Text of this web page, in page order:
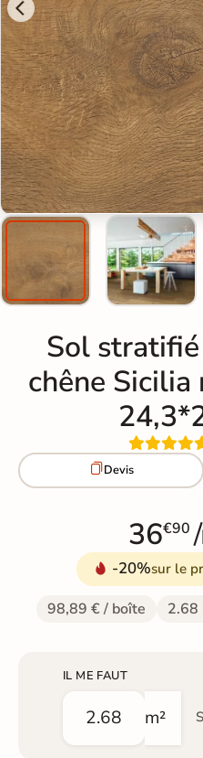
Sol
chêne
Devis
36€90
-20%sur le
98,89 € / boîte 2.68
IL ME FAUT
m²